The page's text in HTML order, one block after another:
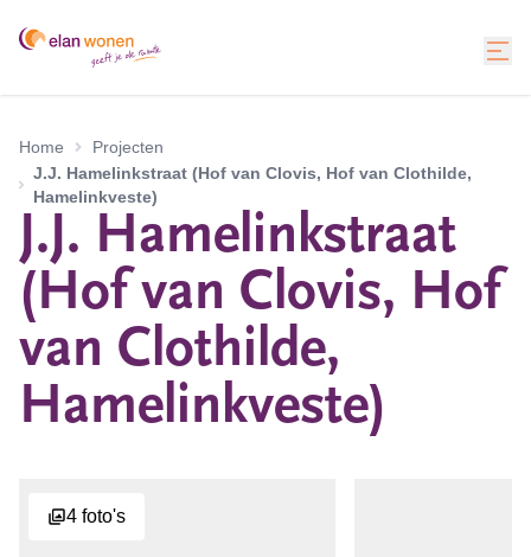
Home
Projecten
J.J. Hamelinkstraat (Hof van Clovis, Hof van Clothilde,
Hamelinkveste)
J.J. Hamelinkstraat
(Hof van Clovis, Hof
van Clothilde,
Hamelinkveste)
4 foto's